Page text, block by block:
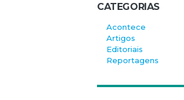
CATEGORIAS
Acontece
Artigos
Editoriais
Reportagens